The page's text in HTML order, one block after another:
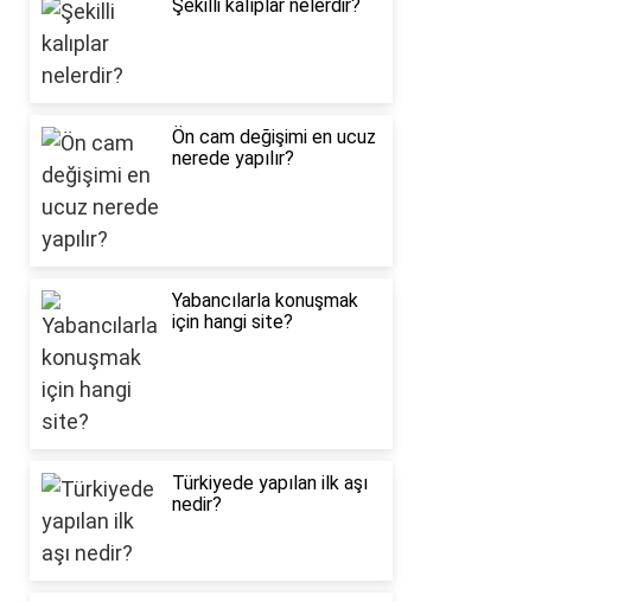
Şekilli kalıplar nelerdir?
Ön cam değişimi en ucuz
nerede yapılır?
Yabancılarla konuşmak
için hangi site?
Türkiyede yapılan ilk aşı
nedir?